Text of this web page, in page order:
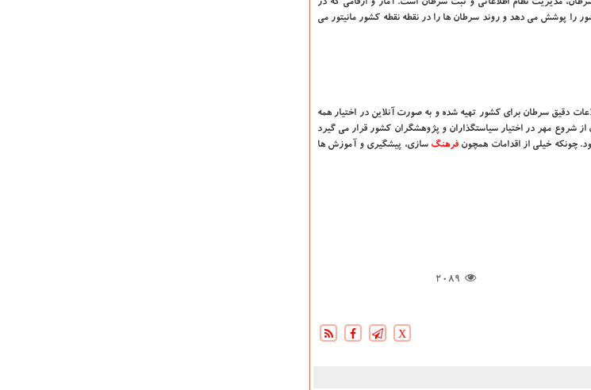
مدیریت نظام اطلاعاتی و ثبت سرطان است. آمار و ارقامی که در
شد، بر طبق همین نظام ثبت سرطان برآورد شده است. این برنامه ۱۰۰ درصد کشور را پوشش می دهد و روند سرطان ها را در نقطه نقطه کشور مانیتور می
دقیق سرطان برای کشور تهیه شده و به صورت آنلاین در اختیار همه
از شروع مهر در اختیار سیاستگذاران و پژوهشگران کشور قرار می گیرد
چونکه خیلی از اقدامات همچونفرهنگ سازی، پیشگیری و آموزش ها
2089
X